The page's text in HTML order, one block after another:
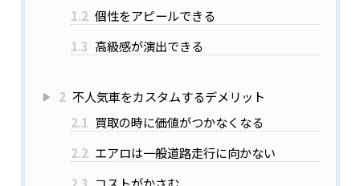
1.2 個性をアピールできる
1.3 高級感が演出できる
2 不人気車をカスタムするデメリット
2.1 買取の時に価値がつかなくなる
2.2 エアロは一般道路走行に向かない